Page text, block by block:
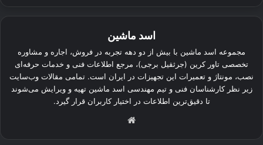
اسد ماشین
مجموعه اسد ماشین با بیش از دو دهه تجربه در فروش، اجاره و مشاوره
تخصصی تاور کرین (جرثقیل برجی)، مرجع اطلاعات فنی و خدمات حرفه‌ای
نصب، مونتاژ و تعمیرات این تجهیزات در ایران است. تمامی مقالات وب‌سایت
زیر نظر کارشناسان فنی و تیم مهندسی اسد ماشین تهیه و ویرایش می‌شوند
تا دقیق‌ترین اطلاعات در اختیار کاربران قرار گیرد.